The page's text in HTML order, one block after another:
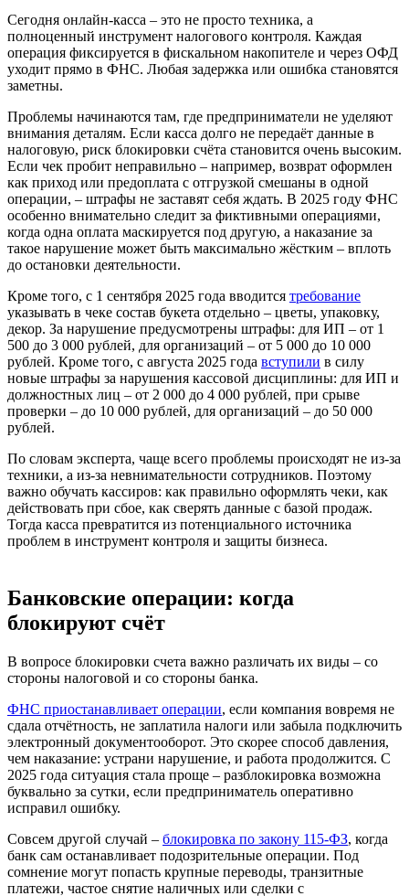
Сегодня онлайн-касса – это не просто техника, а
полноценный инструмент налогового контроля. Каждая
операция фиксируется в фискальном накопителе и через ОФД
уходит прямо в ФНС. Любая задержка или ошибка становятся
заметны.
Проблемы начинаются там, где предприниматели не уделяют
внимания деталям. Если касса долго не передаёт данные в
налоговую, риск блокировки счёта становится очень высоким.
Если чек пробит неправильно – например, возврат оформлен
как приход или предоплата с отгрузкой смешаны в одной
операции, – штрафы не заставят себя ждать. В 2025 году ФНС
особенно внимательно следит за фиктивными операциями,
когда одна оплата маскируется под другую, а наказание за
такое нарушение может быть максимально жёстким – вплоть
до остановки деятельности.
Кроме того, с 1 сентября 2025 года вводится требование
указывать в чеке состав букета отдельно – цветы, упаковку,
декор. За нарушение предусмотрены штрафы: для ИП – от 1
500 до 3 000 рублей, для организаций – от 5 000 до 10 000
рублей. Кроме того, с августа 2025 года вступили в силу
новые штрафы за нарушения кассовой дисциплины: для ИП и
должностных лиц – от 2 000 до 4 000 рублей, при срыве
проверки – до 10 000 рублей, для организаций – до 50 000
рублей.
По словам эксперта, чаще всего проблемы происходят не из-за
техники, а из-за невнимательности сотрудников. Поэтому
важно обучать кассиров: как правильно оформлять чеки, как
действовать при сбое, как сверять данные с базой продаж.
Тогда касса превратится из потенциального источника
проблем в инструмент контроля и защиты бизнеса.
Банковские операции: когда
блокируют счёт
В вопросе блокировки счета важно различать их виды – со
стороны налоговой и со стороны банка.
ФНС приостанавливает операции, если компания вовремя не
сдала отчётность, не заплатила налоги или забыла подключить
электронный документооборот. Это скорее способ давления,
чем наказание: устрани нарушение, и работа продолжится. С
2025 года ситуация стала проще – разблокировка возможна
буквально за сутки, если предприниматель оперативно
исправил ошибку.
Совсем другой случай – блокировка по закону 115-ФЗ, когда
банк сам останавливает подозрительные операции. Под
сомнение могут попасть крупные переводы, транзитные
платежи, частое снятие наличных или сделки с